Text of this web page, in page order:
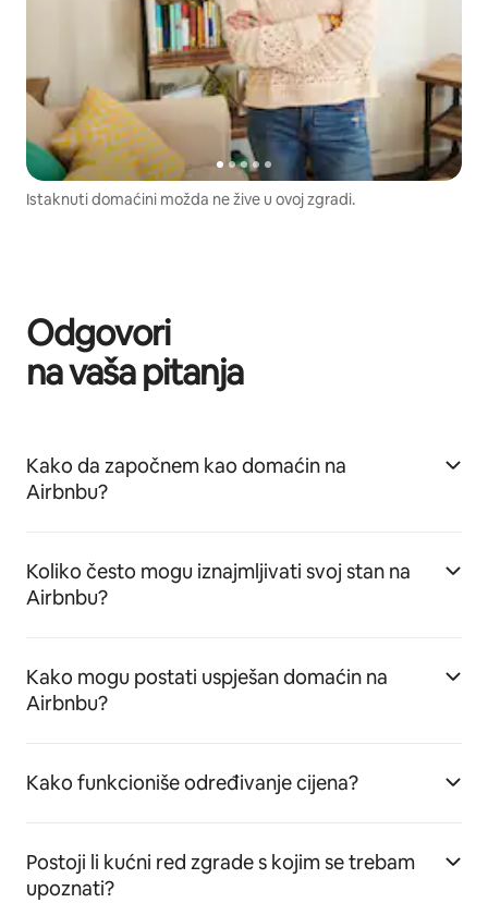
Istaknuti domaćini možda ne žive u ovoj zgradi.
Odgovori
na vaša pitanja
Kako da započnem kao domaćin na
Airbnbu?
Koliko često mogu iznajmljivati svoj stan na
Airbnbu?
Kako mogu postati uspješan domaćin na
Airbnbu?
Kako funkcioniše određivanje cijena?
Postoji li kućni red zgrade s kojim se trebam
upoznati?